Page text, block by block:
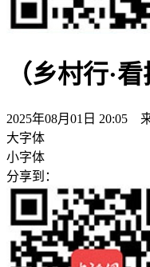
（乡村行·
2025年08月01日 20:05
大字体
小字体
分享到：